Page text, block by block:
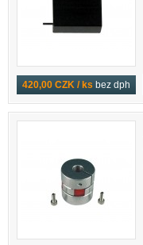
420,00 CZK / ks bez dph